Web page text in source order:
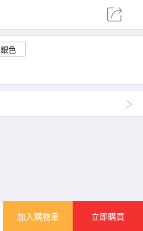
銀色
加入購物車 立即購買